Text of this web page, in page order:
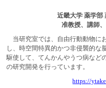
近畿大学 薬学部
准教授、講師
当研究室では、自由行動動物に
し、時空間特異的かつ非侵襲的な
駆使して、てんかんやうつ病など
の研究開発を行っています。
https://